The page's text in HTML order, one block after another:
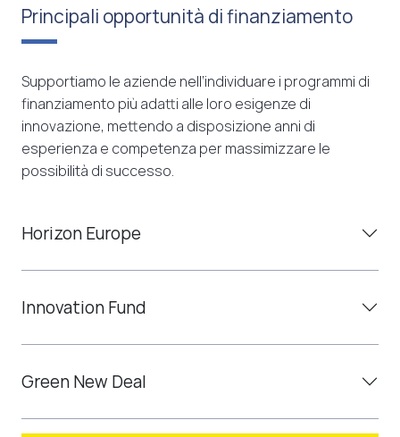
Principali opportunità di finanziamento
Supportiamo le aziende nell’individuare i programmi di
finanziamento più adatti alle loro esigenze di
innovazione, mettendo a disposizione anni di
esperienza e competenza per massimizzare le
possibilità di successo.
Horizon Europe
Innovation Fund
Green New Deal